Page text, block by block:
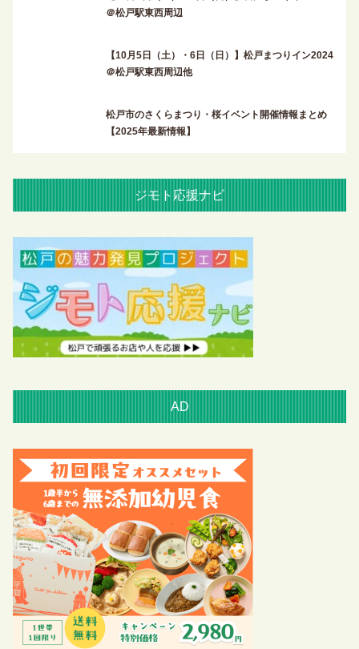
＠松戸駅東西周辺
【10月5日（土）・6日（日）】松戸まつりイン2024
＠松戸駅東西周辺他
松戸市のさくらまつり・桜イベント開催情報まとめ
【2025年最新情報】
ジモト応援ナビ
AD